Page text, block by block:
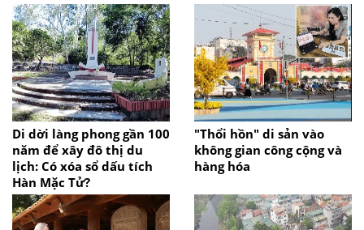
Di dời làng phong gần 100
năm để xây đô thị du
lịch: Có xóa sổ dấu tích
Hàn Mặc Tử?
"Thổi hồn" di sản vào
không gian công cộng và
hàng hóa